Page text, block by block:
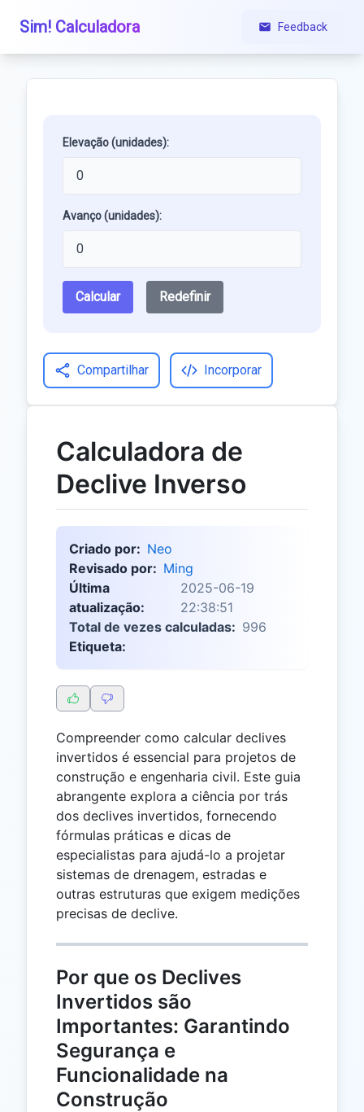
Sim! Calculadora Feedback
Elevação (unidades):
Avanço (unidades):
Calcular Redefinir
Compartilhar Incorporar
Calculadora de
Declive Inverso
Criado por: Neo
Revisado por: Ming
Última
atualização:
2025-06-19
22:38:51
Total de vezes calculadas: 996
Etiqueta:
Compreender como calcular declives
invertidos é essencial para projetos de
construção e engenharia civil. Este guia
abrangente explora a ciência por trás
dos declives invertidos, fornecendo
fórmulas práticas e dicas de
especialistas para ajudá-lo a projetar
sistemas de drenagem, estradas e
outras estruturas que exigem medições
precisas de declive.
Por que os Declives
Invertidos são
Importantes: Garantindo
Segurança e
Funcionalidade na
Construção